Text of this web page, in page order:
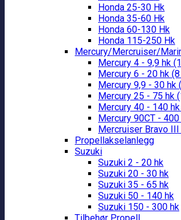
Honda 25-30 Hk
Honda 35-60 Hk
Honda 60-130 Hk
Honda 115-250 Hk
Mercury/Mercruiser/
Mercury 4 - 9,9 hk
Mercury 6 - 20 hk
Mercury 9,9 - 30 hk
Mercury 25 - 75 hk
Mercury 40 - 140
Mercury 90CT -
Mercruiser Bravo
Propellakselanlegg
Suzuki
Suzuki 2 - 20 hk
Suzuki 20 - 30 hk
Suzuki 35 - 65 hk
Suzuki 50 - 140 hk
Suzuki 150 - 300 hk